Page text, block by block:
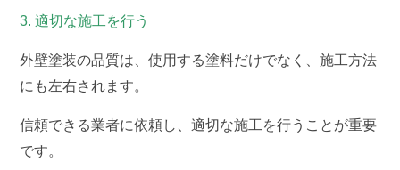
3. 適切な施工を行う
外壁塗装の品質は、使用する塗料だけでなく、施工方法
にも左右されます。
信頼できる業者に依頼し、適切な施工を行うことが重要
です。